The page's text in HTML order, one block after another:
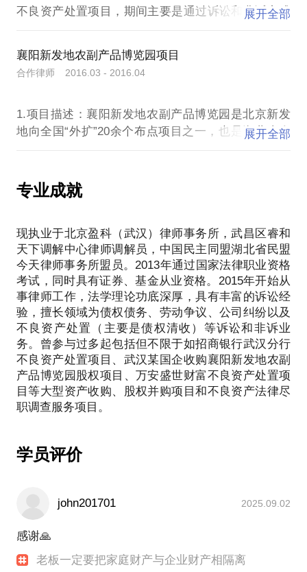
4. 随意设立多家公司……
不能犯的？能否成立一人有限责任公司或者夫妻公
司？关联公司董监高能否交叉任职，公司法定代表人
题都是我们在注册成立公司时不能忽视的问题。
不良资产处置项目，期间主要是通过诉讼和非诉方式
了良性互动的关系，债务清收成绩显著，第一年催收
回款近500万，第二年催收回款近1000万，连续两年
荣获招行武汉分行不良资产处置“优秀律师事务所”荣
2.责任描述：负责具体案件的起诉、开庭、保全、结
案以及上门评估、强制执行等相关诉讼工作，基本涵
展开全部
襄阳新发地农副产品博览园项目
合作律师 2016.03 - 2016.04
1.项目描述：襄阳新发地农副产品博览园是北京新发
地向全国“外扩”20余个布点项目之一，也是湖北省人
约、整合区内土地资源，建立集约化蔬菜、水果聚集
地，以保障襄阳“南菜北运”、“湖北农副产品进京”。同
目之中，是承接老市区内迁出的千余家商户的指定项
目。
2.责任描述：期间主要是为湖北清能投资发展集团有
限公司向襄阳新发地农副产品有限公司增资入股事宜
提供法律尽职调查法律服务和商务谈判，包括协助委
托人起草投资入股框架协议（谅解备忘录）、进场法
律尽职调查、协助委托公司和目标公司签署一些列相
展开全部
专业成就
现执业于北京盈科（武汉）律师事务所，武昌区睿和
天下调解中心律师调解员，中国民主同盟湖北省民盟
今天律师事务所盟员。2013年通过国家法律职业资格
考试，同时具有证券、基金从业资格。2015年开始从
事律师工作，法学理论功底深厚，具有丰富的诉讼经
验，擅长领域为债权债务、劳动争议、公司纠纷以及
不良资产处置（主要是债权清收）等诉讼和非诉业
务。曾参与过多起包括但不限于如招商银行武汉分行
不良资产处置项目、武汉某国企收购襄阳新发地农副
产品博览园股权项目、万安盛世财富不良资产处置项
目等大型资产收购、股权并购项目和不良资产法律尽
学员评价
john201701 2025.09.02
感谢🙏
老板一定要把家庭财产与企业财产相隔离